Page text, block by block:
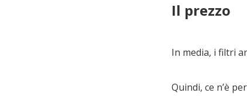
Il prezzo
In media, i filtri
Quindi, ce n’è